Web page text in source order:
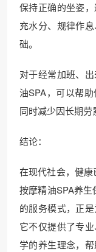
保持正确的坐姿
充水分、规律作
础。
对于经常加班、
油SPA，可以帮助
同时减少因长期劳
结论：
在现代社会，健
按摩精油SPA养
的服务模式，正
它不仅提供了专
学的养生理念，